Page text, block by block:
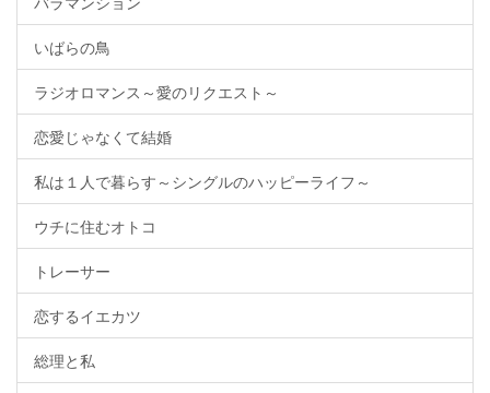
いばらの鳥
ラジオロマンス～愛のリクエスト～
恋愛じゃなくて結婚
私は１人で暮らす～シングルのハッピーライフ～
ウチに住むオトコ
トレーサー
恋するイエカツ
総理と私